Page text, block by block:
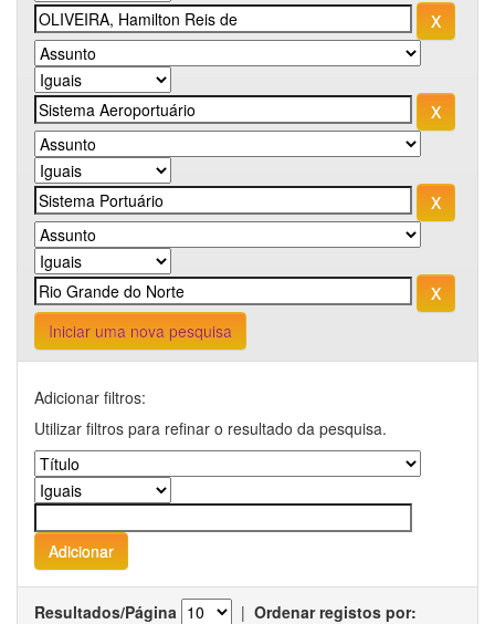
Iniciar uma nova pesquisa
Adicionar filtros:
Utilizar filtros para refinar o resultado da pesquisa.
Resultados/Página | Ordenar registos por: